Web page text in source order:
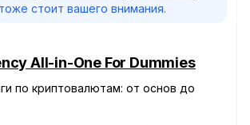
стоит вашего внимания.
All-in-One For Dummies